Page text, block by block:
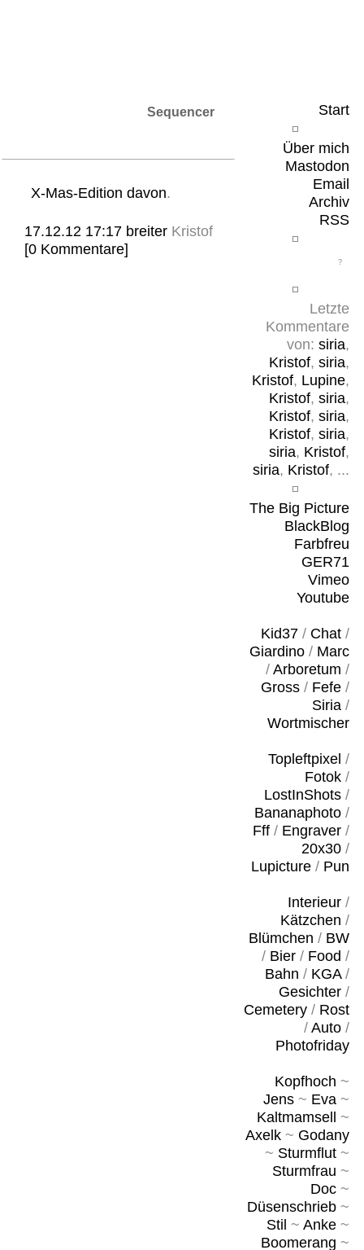
Start
Über mich
Mastodon
Email
Archiv
RSS
Letzte
Kommentare
von: siria,
Kristof, siria,
Kristof, Lupine,
Kristof, siria,
Kristof, siria,
Kristof, siria,
siria, Kristof,
siria, Kristof, ...
The Big Picture
BlackBlog
Farbfreu
GER71
Vimeo
Youtube
Kid37/ Chat/
Giardino/ Marc
/ Arboretum /
Gross/ Fefe/
Siria/
Wortmischer
Topleftpixel /
Fotok/
LostInShots/
Bananaphoto/
Fff/ Engraver/
20x30/
Lupicture/ Pun
Interieur/
Kätzchen /
Blümchen / BW
/ Bier/ Food /
Bahn / KGA/
Gesichter/
Cemetery/ Rost
/ Auto/
Photofriday
Kopfhoch ~
Jens~ Eva~
Kaltmamsell
~
Axelk~ Godany
~ Sturmflut~
Sturmfrau ~
Doc~
Düsenschrieb~
Stil ~ Anke~
Boomerang ~
Sequencer
X-Mas-Edition davon.
17.12.12 17:17 breiter Kristof
[0 Kommentare]